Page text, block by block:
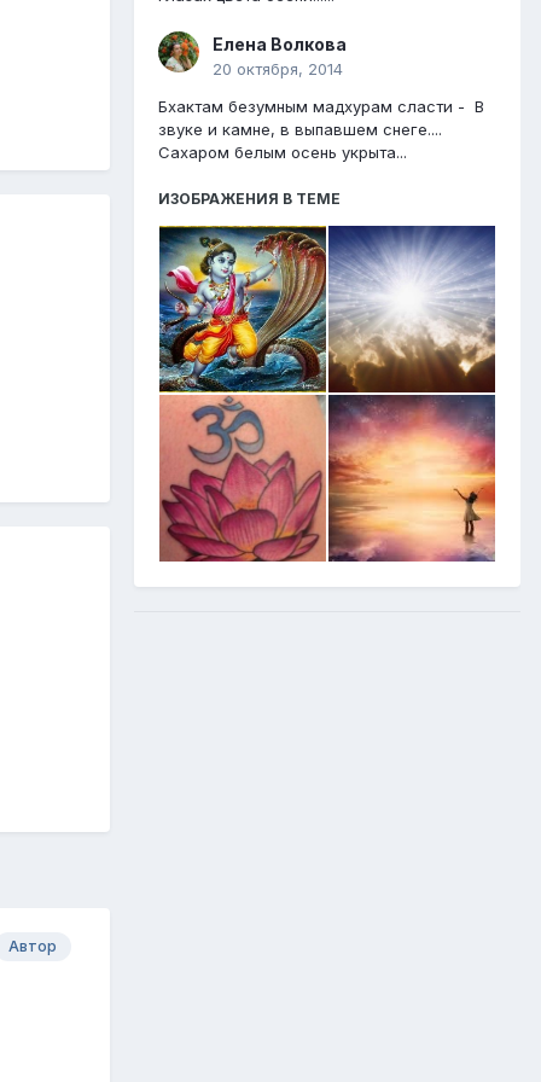
Автор
Елена Волкова
20 октября, 2014
Бхактам безумным мадхурам сласти - В
звуке и камне, в выпавшем снеге....
Сахаром белым осень укрыта...
ИЗОБРАЖЕНИЯ В ТЕМЕ